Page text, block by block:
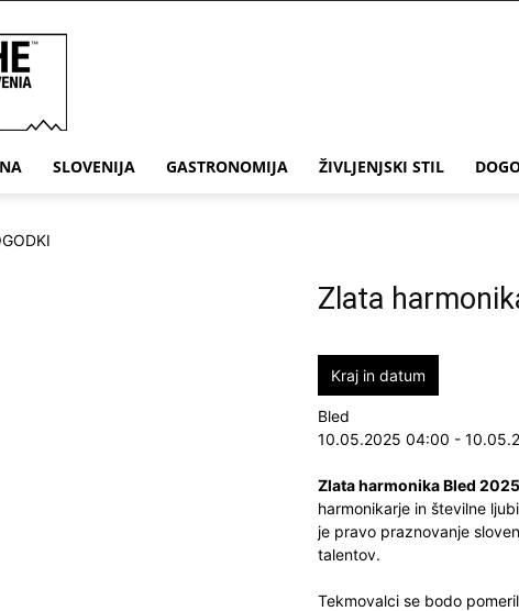
SLOVENIJA GASTRONOMIJA ŽIVLJENJSKI STIL
Zlata
Kraj in datum
Bled
10.05.2025 04:00 -
Zlata harmonika Bled 2025
harmonikarje in številne
je pravo praznovanje
talentov.
Tekmovalci se bodo